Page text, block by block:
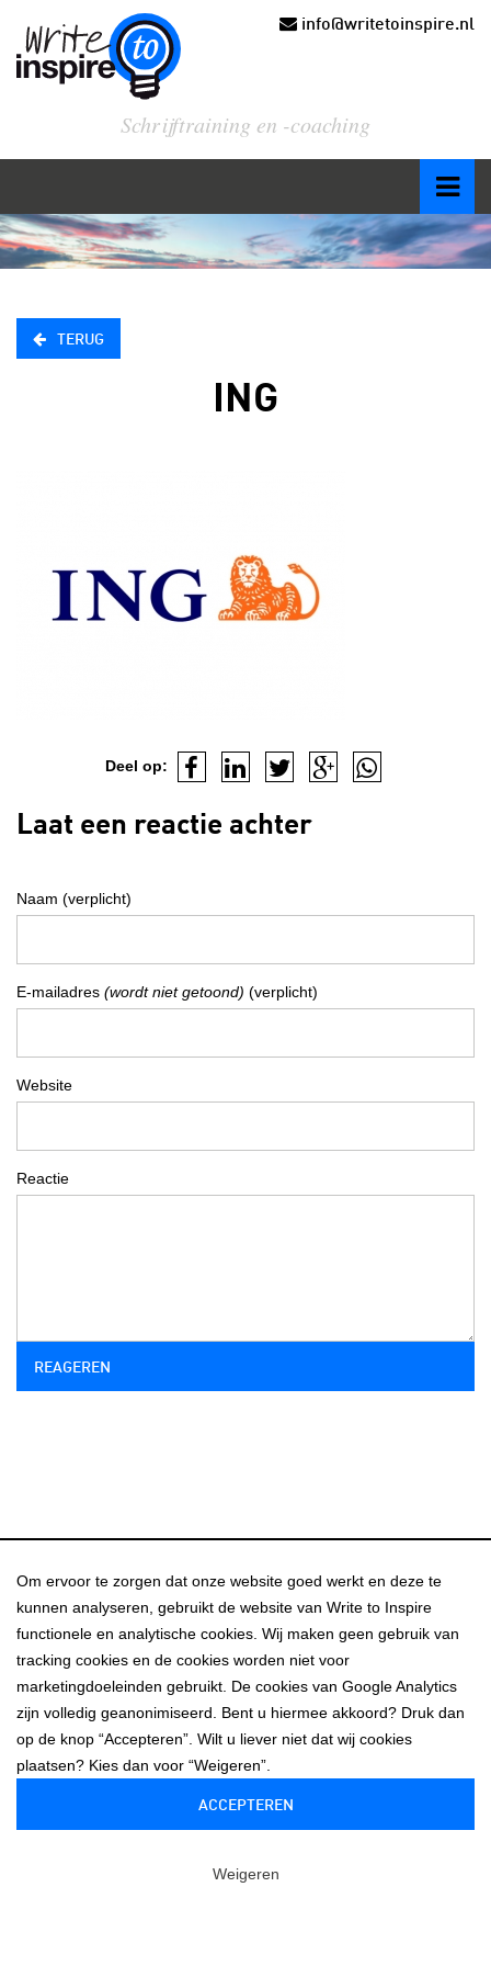
info@writetoinspire.nl
Schrijftraining en -coaching
TERUG
ING
Deel op:
Laat een reactie achter
Naam (verplicht)
E-mailadres (wordt niet getoond) (verplicht)
Website
Reactie
Contact
Write to Inspire
Nieuwe Herengracht 49
1011 RN Amsterdam
info@writetoinspire.nl
Om ervoor te zorgen dat onze website goed werkt en deze te
kunnen analyseren, gebruikt de website van Write to Inspire
functionele en analytische cookies. Wij maken geen gebruik van
tracking cookies en de cookies worden niet voor
marketingdoeleinden gebruikt. De cookies van Google Analytics
zijn volledig geanonimiseerd. Bent u hiermee akkoord? Druk dan
op de knop “Accepteren”. Wilt u liever niet dat wij cookies
plaatsen? Kies dan voor “Weigeren”.
ACCEPTEREN
Weigeren